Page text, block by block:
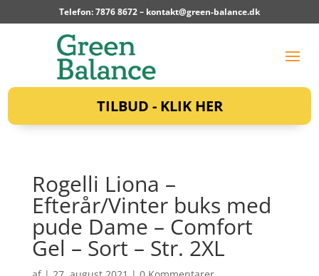
Telefon: 7876 8672 – kontakt@green-balance.dk
TILBUD - KLIK HER
Rogelli Liona –
Efterår/Vinter buks med
pude Dame – Comfort
Gel – Sort – Str. 2XL